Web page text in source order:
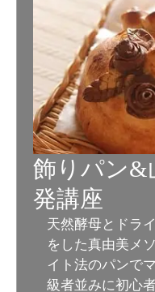
飾りパン&
発講座
天然酵母とドラ
をした真由美メ
イト法のパンで
級者並みに初心